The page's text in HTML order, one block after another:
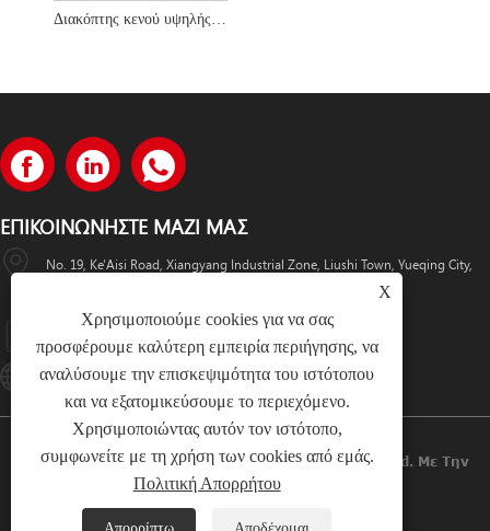
ΕΠΙΚΟΙΝΩΝΉΣΤΕ ΜΑΖΊ ΜΑΣ
No. 19, Ke'Aisi Road, Xiangyang Industrial Zone, Liushi Town, Yueqing City,
+86-18057712366 +86-18606632017
Lugaoteam@lugaoelectric.com
Πνευματικά Δικαιώματα © 2023 Lugao Power Co.,Ltd. Με Την
Επιφύλαξη Παντός Δικαιώματος.
X
Χρησιμοποιούμε cookies για να σας
προσφέρουμε καλύτερη εμπειρία περιήγησης, να
αναλύσουμε την επισκεψιμότητα του ιστότοπου
και να εξατομικεύσουμε το περιεχόμενο.
Χρησιμοποιώντας αυτόν τον ιστότοπο,
συμφωνείτε με τη χρήση των cookies από εμάς.
Πολιτική Απορρήτου